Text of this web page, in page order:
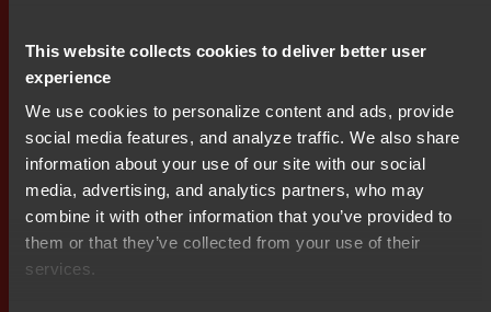
This website collects cookies to deliver better user
experience
We use cookies to personalize content and ads, provide
social media features, and analyze traffic. We also share
information about your use of our site with our social
media, advertising, and analytics partners, who may
combine it with other information that you’ve provided to
them or that they’ve collected from your use of their
services.
i = i + 1;
그러나 while 조건문 내의 조건문에 postincrement이 포함
되어 있다면 어떻게 될까요? 조건문 부분 이후에는 값을 증
가시키는 부분을 삽입할 수 있는 공간이 없습니다. 따라서
증가 코드는 반드시 논리 테스트 전에 위치해야 합니다.
간단한 루프문을 작성해 보면 다음과 같습니다.